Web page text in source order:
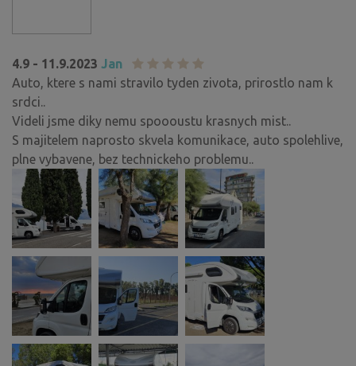
4.9 - 11.9.2023 Jan
Auto, ktere s nami stravilo tyden zivota, prirostlo nam k
srdci..
Videli jsme diky nemu spoooustu krasnych mist..
S majitelem naprosto skvela komunikace, auto spolehlive,
plne vybavene, bez technickeho problemu..